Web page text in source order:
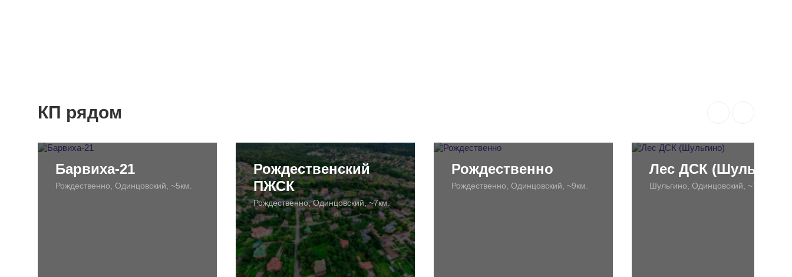
КП рядом
Барвиха-21
Рождественно, Одинцовский, ~5км.
Рождественский
ПЖСК
Рождественно, Одинцовский, ~7км.
Рождественно
Рождественно, Одинцовский, ~9км.
Лес ДСК
Шульгино, Одинцовский, ~7км.